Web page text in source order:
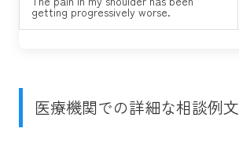
getting progressively worse.
医療機関での詳細な相談例文